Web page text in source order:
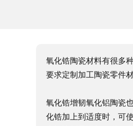
氧化锆陶瓷材料有很多
要求定制加工陶瓷零件
氧化锆增韧氧化铝陶瓷
化锆加上到适度时，可